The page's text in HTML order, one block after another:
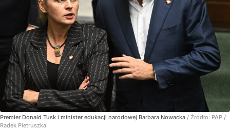
Premier Donald Tusk i minister edukacji narodowej Barbara Nowacka / Źródło: PAP /
Radek Pietruszka